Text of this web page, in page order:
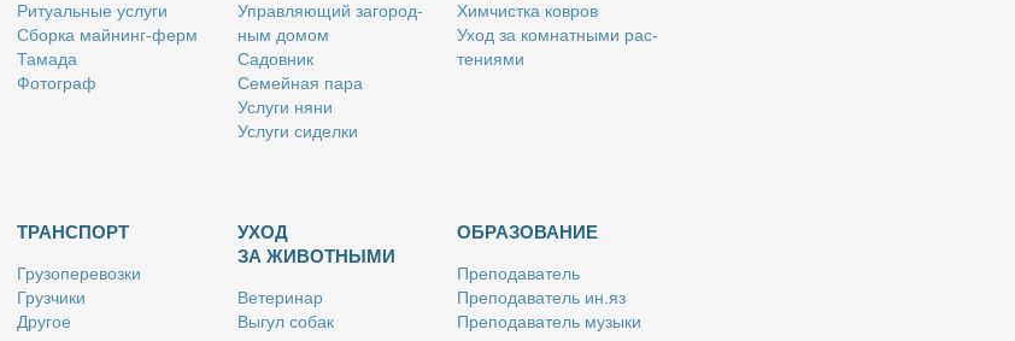
Ри­ту­аль­ные услу­ги
Сбор­ка май­нинг-ферм
Та­ма­да
Фо­то­граф
Управ­ля­ю­щий за­го­род­
ным до­мом
Са­дов­ник
Се­мей­ная па­ра
Услу­ги ня­ни
Услу­ги си­дел­ки
Хим­чист­ка ков­ров
Уход за ком­нат­ны­ми рас­
те­ни­я­ми
ТРАНСПОРТ
Гру­зо­пе­ре­воз­ки
Груз­чи­ки
Дру­гое
УХОД
ЗА ЖИВОТНЫМИ
Ве­те­ри­нар
Вы­гул со­бак
ОБРАЗОВАНИЕ
Пре­по­да­ва­тель
Пре­по­да­ва­тель ин.яз
Пре­по­да­ва­тель му­зы­ки